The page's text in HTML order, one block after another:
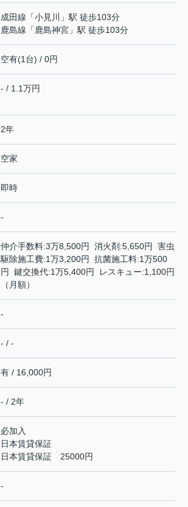
成田線 「小見川
」駅 徒歩103分
鹿島線 「 鹿島神宮 」駅 徒歩103分
空有(1台) / 0円
- / 1.1万円
2年
空家
即時
-
仲介手数料:3万8,500円 消火剤:5,650円 害虫
駆除施工費:1万3,200円 抗菌施工料:1万500
円 鍵交換代:1万5,400円 レスキュー:1,100円
（月額）
-
- / -
有 / 16,000円
- / 2年
必加入
日本賃貸保証
日本賃貸保証 25000円
-